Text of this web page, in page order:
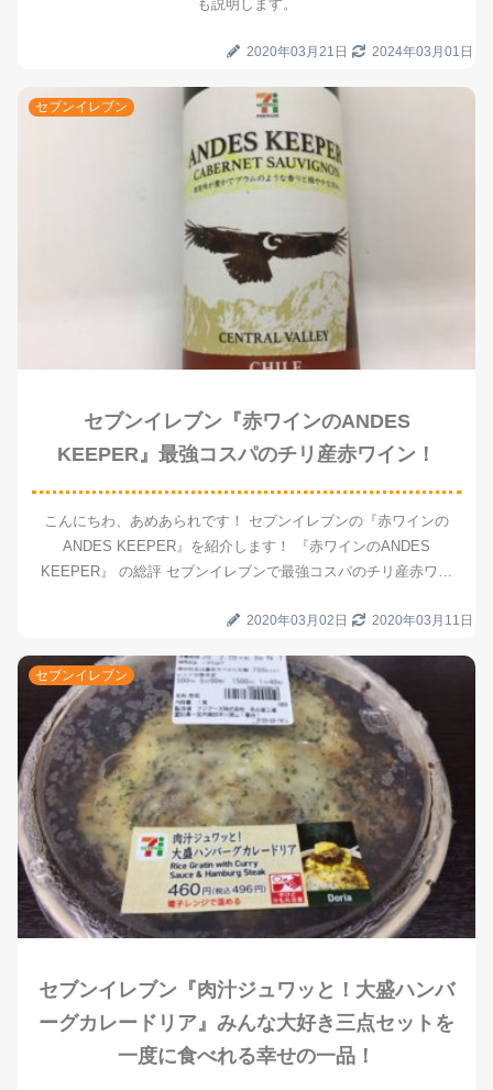
も説明します。
2020年03月21日 2024年03月01日
セブンイレブン
セブンイレブン『赤ワインのANDES
KEEPER』最強コスパのチリ産赤ワイン！
こんにちわ、あめあられです！ セブンイレブンの『赤ワインの
ANDES KEEPER』を紹介します！ 『赤ワインのANDES
KEEPER』 の総評 セブンイレブンで最強コスパのチリ産赤ワイ
2020年03月02日 2020年03月11日
セブンイレブン
セブンイレブン『肉汁ジュワッと！大盛ハンバ
ーグカレードリア』みんな大好き三点セットを
一度に食べれる幸せの一品！